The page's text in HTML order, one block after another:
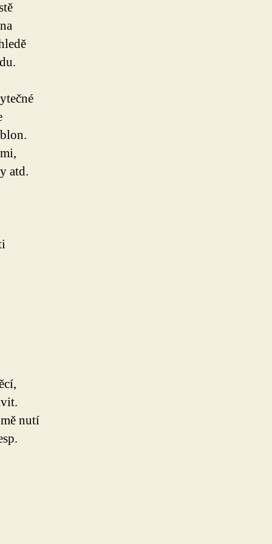
atd.
nutí